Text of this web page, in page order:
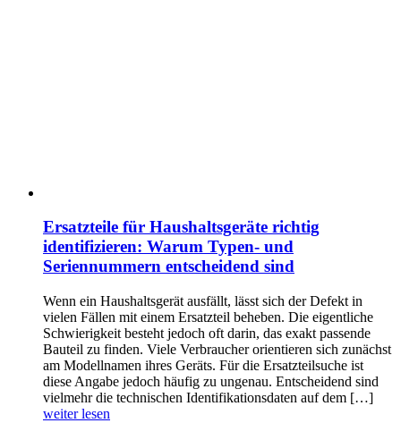
Ersatzteile für Haushaltsgeräte richtig
identifizieren: Warum Typen- und
Seriennummern entscheidend sind
Wenn ein Haushaltsgerät ausfällt, lässt sich der Defekt in
vielen Fällen mit einem Ersatzteil beheben. Die eigentliche
Schwierigkeit besteht jedoch oft darin, das exakt passende
Bauteil zu finden. Viele Verbraucher orientieren sich zunächst
am Modellnamen ihres Geräts. Für die Ersatzteilsuche ist
diese Angabe jedoch häufig zu ungenau. Entscheidend sind
vielmehr die technischen Identifikationsdaten auf dem […]
weiter lesen